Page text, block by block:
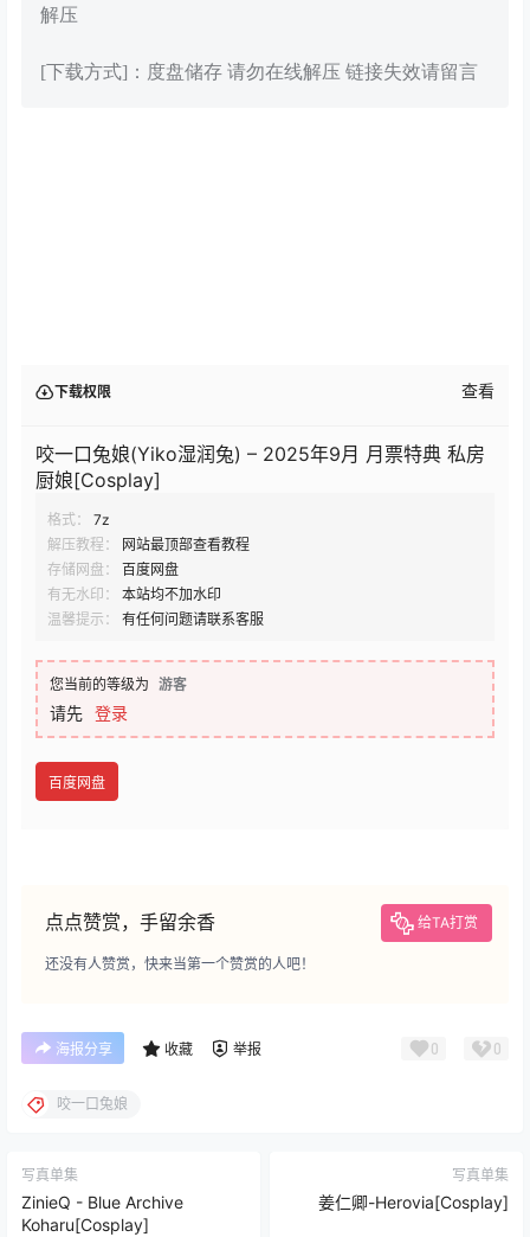
解压
[下载方式]：度盘储存 请勿在线解压 链接失效请留言
下载权限 查看
咬一口兔娘(Yiko湿润兔) – 2025年9月 月票特典 私房
厨娘[Cosplay]
格式：
7z
解压教程：
网站最顶部查看教程
存储网盘：
百度网盘
有无水印：
本站均不加水印
温馨提示：
有任何问题请联系客服
您当前的等级为 游客
请先 登录
百度网盘
点点赞赏，手留余香 给TA打赏
还没有人赞赏，快来当第一个赞赏的人吧！
海报分享 收藏 举报 0 0
咬一口兔娘
写真单集
ZinieQ - Blue Archive
Koharu[Cosplay]
写真单集
姜仁卿-Herovia[Cosplay]